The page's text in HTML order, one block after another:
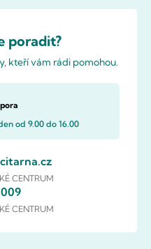
poradit?
kteří vám rádi pomohou.
od 9.00 do 16.00
CENTRUM
CENTRUM